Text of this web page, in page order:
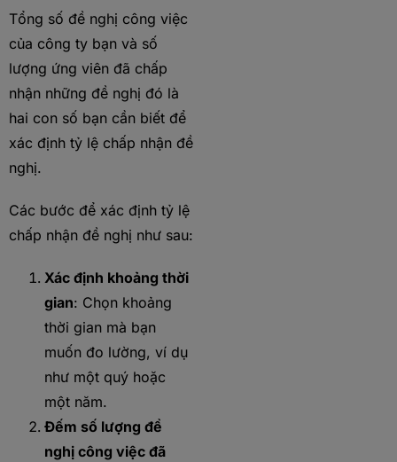
Tổng số đề nghị công việc
của công ty bạn và số
lượng ứng viên đã chấp
nhận những đề nghị đó là
hai con số bạn cần biết để
xác định tỷ lệ chấp nhận đề
nghị.
Các bước để xác định tỷ lệ
chấp nhận đề nghị như sau:
Xác định khoảng thời
gian: Chọn khoảng
thời gian mà bạn
muốn đo lường, ví dụ
như một quý hoặc
một năm.
Đếm số lượng đề
nghị công việc đã